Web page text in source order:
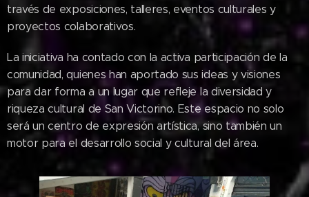
través de exposiciones, talleres, eventos culturales y
proyectos colaborativos.
La iniciativa ha contado con la activa participación de la
comunidad, quienes han aportado sus ideas y visiones
para dar forma a un lugar que refleje la diversidad y
riqueza cultural de San Victorino. Este espacio no solo
será un centro de expresión artística, sino también un
motor para el desarrollo social y cultural del área.